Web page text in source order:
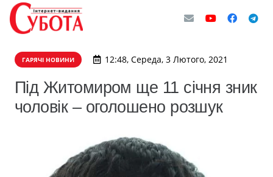
ГАРЯЧІ НОВИНИ 12:48, Середа, 3 Лютого, 2021
Під Житомиром ще 11 січня зник
чоловік – оголошено розшук